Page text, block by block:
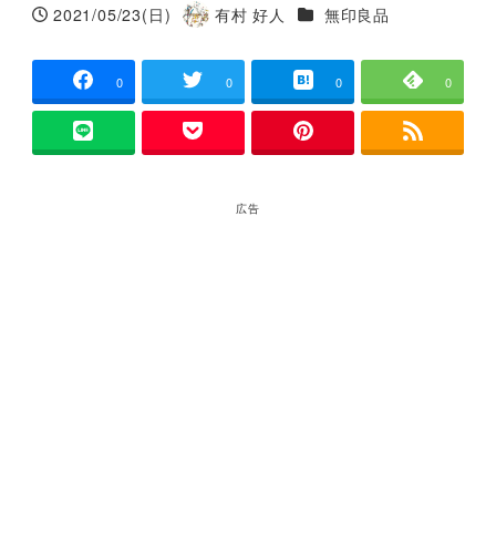
投稿日
2021/05/23(日)
著
有村 好人 カテゴリー
無印良品
0 0 0 0
広告